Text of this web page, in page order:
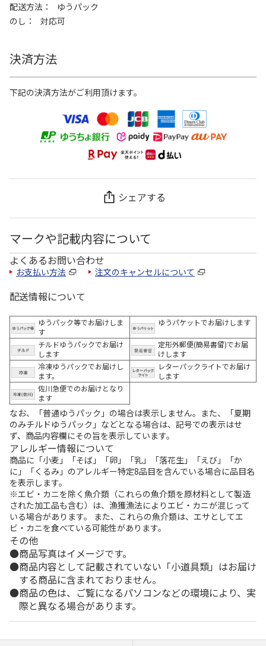
配送方法
ゆうパック
のし
対応可
決済方法
下記の決済方法がご利用頂けます。
シェアする
マークや記載内容について
よくあるお問い合わせ
お支払い方法 注文のキャンセルについて
配送情報について
ゆうパック等でお届けしま
す
ゆうパケットでお届けします
チルドゆうパックでお届け
します
定形外郵便(簡易書留)でお届
けします
冷凍ゆうパックでお届けし
ます。
レターパックライトでお届け
します
佐川急便でのお届けとなり
ます
なお、「普通ゆうパック」の場合は表示しません。また、「夏期
のみチルドゆうパック」などとなる場合は、記号での表示はせ
ず、商品内容欄にその旨を表示しています。
アレルギー情報について
商品に「小麦」「そば」「卵」「乳」「落花生」「えび」「か
に」「くるみ」のアレルギー特定8品目を含んでいる場合に品目名
を表示します。
※エビ・カニを除く魚介類（これらの魚介類を原材料として製造
された加工品も含む）は、漁獲漁法によりエビ・カニが混じって
いる場合があります。 また、これらの魚介類は、エサとしてエ
ビ・カニを食べている可能性があります。
その他
商品写真はイメージです。
商品内容として記載されていない「小道具類」はお届け
する商品に含まれておりません。
商品の色は、ご覧になるパソコンなどの環境により、実
際と異なる場合があります。